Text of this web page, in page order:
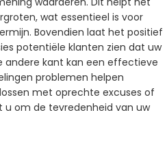
wat essentieel is voor
Bovendien laat het positief
potentiële klanten zien dat uw
andere kant kan een effectieve
problemen helpen
met oprechte excuses of
u om de tevredenheid van uw